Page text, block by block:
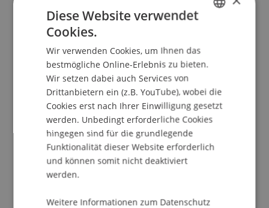
Vor allem die Verflechtung von wissenschaftlicher
und praktischer Expertise sowie die eloquente
Vortragsweise begeisterten die Teilnehmenden,
die im Anschluss an den Vortrag noch
Gelegenheit hatten, Fragen zu stellen. Bei einem
weihnachtlichen Apéro mit Glühwein und Maroni
klang der Themenabend stimmungsvoll aus.
Diese Website verwendet
Cookies.
Wir verwenden Cookies, um Ihnen das
bestmögliche Online-Erlebnis zu bieten.
Wir setzen dabei auch Services von
Drittanbietern ein (z.B. YouTube), wobei die
Cookies erst nach Ihrer Einwilligung gesetzt
werden. Unbedingt erforderliche Cookies
hingegen sind für die grundlegende
Funktionalität dieser Website erforderlich
und können somit nicht deaktiviert
werden.
Weitere Informationen zum Datenschutz